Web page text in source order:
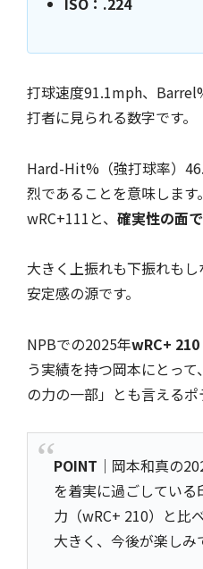
打球速度91.1mph、
打者に見られる数字です。
Hard-Hit%（強打球率）
烈であることを意味します
wRC+111と、 確実性の面
大きく上振れも下振れも
安定感の源です。
NPBでの2025年wRC+ 210
う実績を持つ岡本にとっ
の力の一部」とも言えるポ
POINT ｜岡本和真の
を着実に過ごしている
力（wRC+ 210）と比
大きく、今後が楽しみ